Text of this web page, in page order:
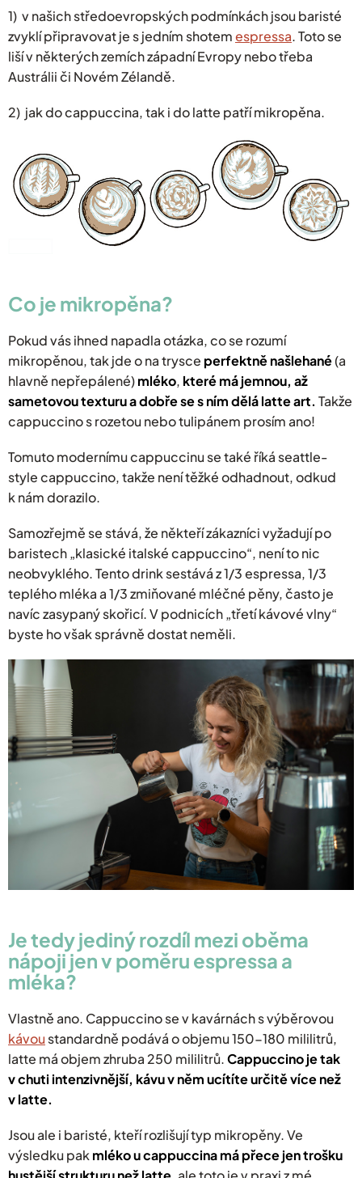
1) v našich středoevropských podmínkách jsou baristé
zvyklí připravovat je s jedním shotemespressa. Toto se
liší v některých zemích západní Evropy nebo třeba
Austrálii či Novém Zélandě.
2) jak do cappuccina, tak i do latte patří mikropěna.
Co je mikropěna?
Pokud vás ihned napadla otázka, co se rozumí
mikropěnou, tak jde o na trysce perfektně našlehané(a
hlavně nepřepálené)mléko, které má jemnou, až
sametovou texturu a dobře se s ním dělá latte art. Takže
cappuccino s rozetou nebo tulipánem prosím ano!
Tomuto modernímu cappuccinu se také říká seattle-
style cappuccino, takže není těžké odhadnout, odkud
k nám dorazilo.
Samozřejmě se stává, že někteří zákazníci vyžadují po
baristech „klasické italské cappuccino“, není to nic
neobvyklého. Tento drink sestává z 1/3 espressa, 1/3
teplého mléka a 1/3 zmiňované mléčné pěny, často je
navíc zasypaný skořicí. V podnicích „třetí kávové vlny“
byste ho však správně dostat neměli.
Je tedy jediný rozdíl mezi oběma
nápoji jen v poměru espressa a
mléka?
Vlastně ano. Cappuccino se v kavárnách s výběrovou
kávoustandardně podává o objemu 150-180 mililitrů,
latte má objem zhruba 250 mililitrů.Cappuccino je tak
v chuti intenzivnější, kávu v něm ucítíte určitě více než
v latte.
Jsou ale i baristé, kteří rozlišují typ mikropěny. Ve
výsledku pakmléko u cappuccina má přece jen trošku